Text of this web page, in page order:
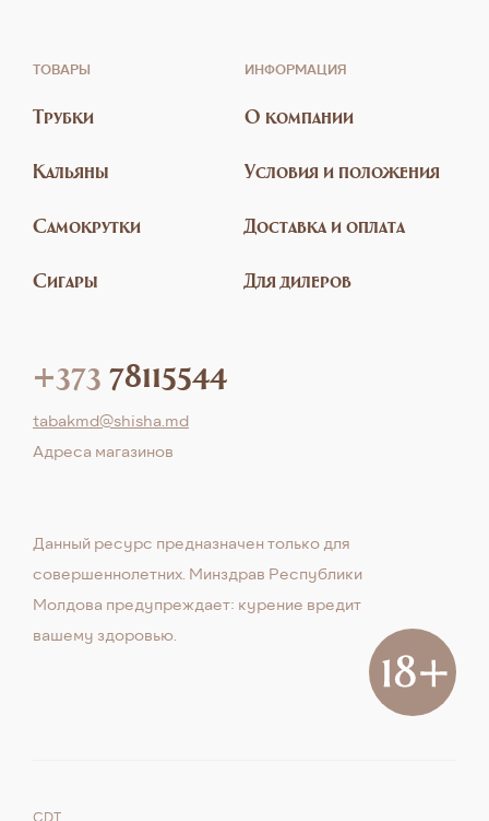
ТОВАРЫ
Трубки
Кальяны
Самокрутки
Сигары
ИНФОРМАЦИЯ
О компании
Условия и положения
Доставка и оплата
Для дилеров
+373 78115544
tabakmd@shisha.md
Aдреса магазинов
Данный ресурс предназначен только для
совершеннолетних. Минздрав Республики
Молдова предупреждает: курение вредит
вашему здоровью.
CDT